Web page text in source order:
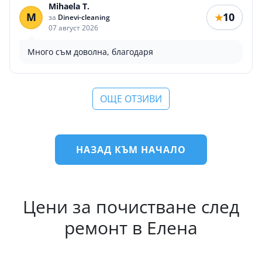
M
Mihaela T.
за Dinevi-cleaning
07 август 2026
★10
Много съм доволна, благодаря
ОЩЕ ОТЗИВИ
НАЗАД КЪМ НАЧАЛО
Цени за почистване след
ремонт в Елена